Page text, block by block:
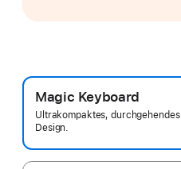
Magic Keyboard
Ultrakompaktes, durchgehendes
Design.